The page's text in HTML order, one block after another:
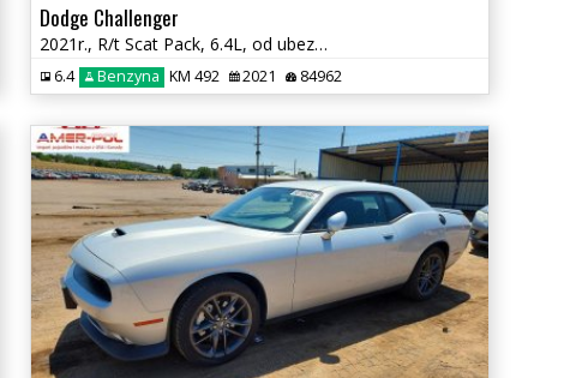
Dodge Challenger
2021r., R/t Scat Pack, 6.4L, od ubezpieczalni
6.4 Benzyna KM 492 2021 84962